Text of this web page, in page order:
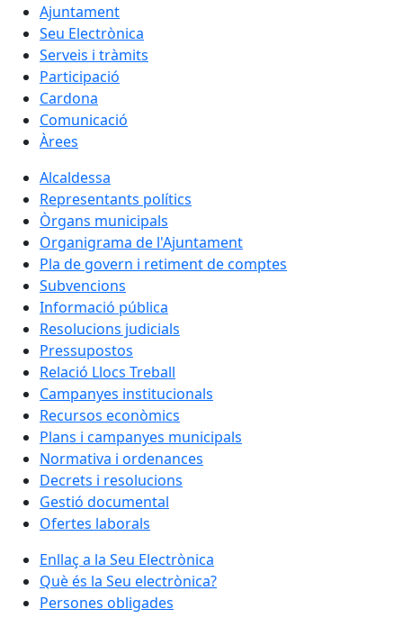
Ajuntament
Seu Electrònica
Serveis i tràmits
Participació
Cardona
Comunicació
Àrees
Alcaldessa
Representants polítics
Òrgans municipals
Organigrama de l'Ajuntament
Pla de govern i retiment de comptes
Subvencions
Informació pública
Resolucions judicials
Pressupostos
Relació Llocs Treball
Campanyes institucionals
Recursos econòmics
Plans i campanyes municipals
Normativa i ordenances
Decrets i resolucions
Gestió documental
Ofertes laborals
Enllaç a la Seu Electrònica
Què és la Seu electrònica?
Persones obligades